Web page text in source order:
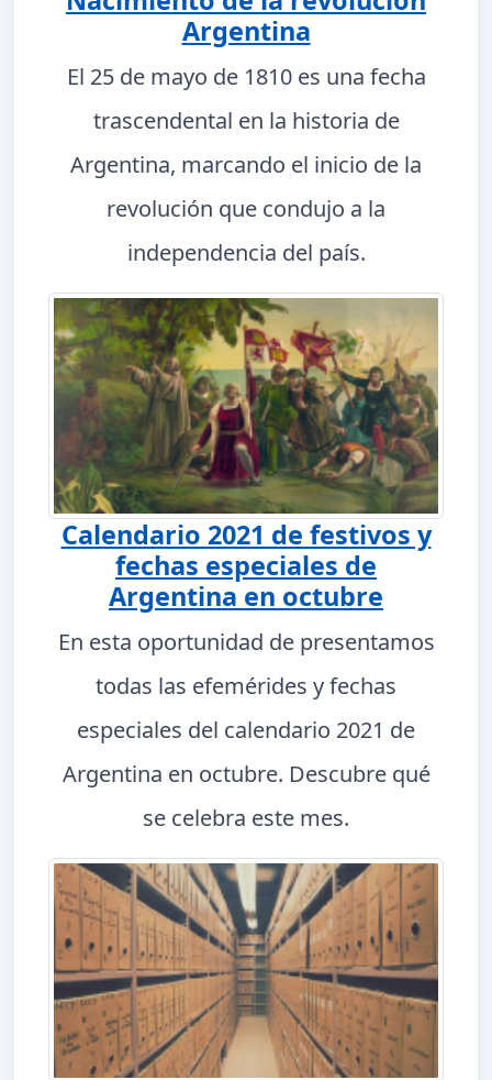
Argentina
El 25 de mayo de 1810 es una fecha
trascendental en la historia de
Argentina, marcando el inicio de la
revolución que condujo a la
independencia del país.
Calendario 2021 de festivos y
fechas especiales de
Argentina en octubre
En esta oportunidad de presentamos
todas las efemérides y fechas
especiales del calendario 2021 de
Argentina en octubre. Descubre qué
se celebra este mes.